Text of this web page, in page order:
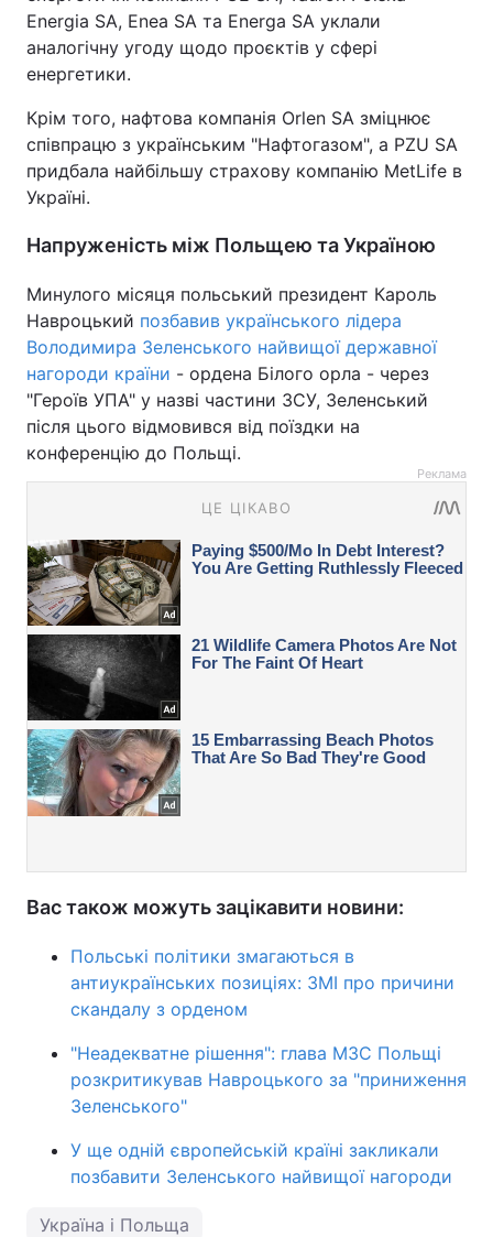
Energia SA, Enea SA та Energa SA уклали
аналогічну угоду щодо проєктів у сфері
енергетики.
Крім того, нафтова компанія Orlen SA зміцнює
співпрацю з українським "Нафтогазом", а PZU SA
придбала найбільшу страхову компанію MetLife в
Україні.
Напруженість між Польщею та Україною
Минулого місяця польський президент Кароль
Навроцький позбавив українського лідера
Володимира Зеленського найвищої державної
нагороди країни - ордена Білого орла - через
"Героїв УПА" у назві частини ЗСУ, Зеленський
після цього відмовився від поїздки на
конференцію до Польщі.
Реклама
Вас також можуть зацікавити новини:
Польські політики змагаються в
антиукраїнських позиціях: ЗМІ про причини
скандалу з орденом
"Неадекватне рішення": глава МЗС Польщі
розкритикував Навроцького за "приниження
Зеленського"
У ще одній європейській країні закликали
позбавити Зеленського найвищої нагороди
Україна і Польща